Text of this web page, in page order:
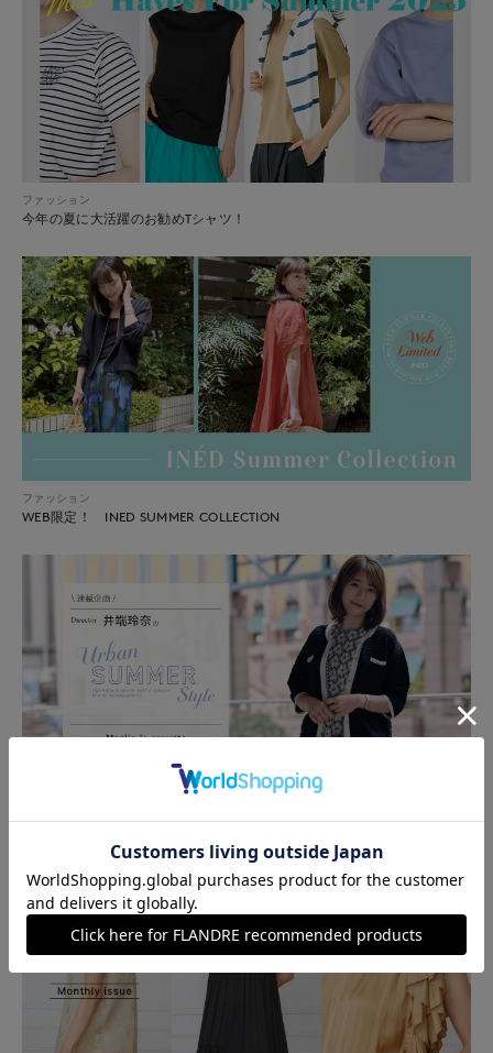
ファッション
今年の夏に大活躍のお勧めTシャツ！
ファッション
WEB限定！ INED SUMMER COLLECTION